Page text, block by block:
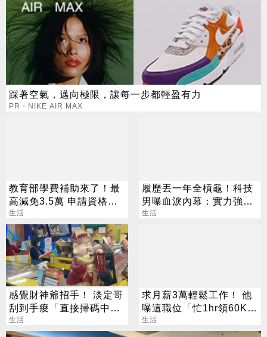
踩著空氣，邁向極限，讓每一步都輕盈有力
PR・NIKE AIR MAX
教育部學費補助來了！最
高減免3.5萬 申請資格一
次看
生活
履歷丟一年全槓龜！科技
男曝血淚內幕：實力強也
沒用
生活
感覺財神爺招手！ 淡定哥
刮到手痠「直接掃碼中
2000萬」
生活
求月薪3萬輕鬆工作！ 他
曝這職位「忙1hr領60K」
網瘋問：在哪
生活